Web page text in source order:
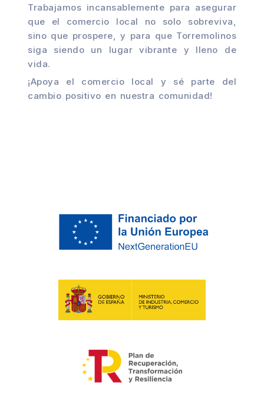
Trabajamos incansablemente para asegurar
que el comercio local no solo sobreviva,
sino que prospere, y para que Torremolinos
siga siendo un lugar vibrante y lleno de
vida.
¡Apoya el comercio local y sé parte del
cambio positivo en nuestra comunidad!